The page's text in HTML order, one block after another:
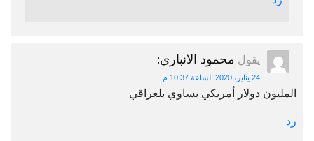
يقول محمود الانباري:
24 يناير، 2020 الساعة 10:37 م
المليون دولار أمريكي يساوي بلعراقي
رد